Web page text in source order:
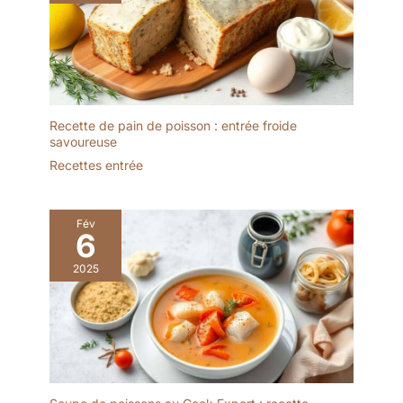
utilisé pour des dîners
multi-personnes, des
fêtes, des mariages de
camping, également
pratique à transporter
au travail ou à l'école.
jetables en bois, vous
pouvez profiter de la
commodité et de la
facilité des couverts
jetables sans nuire à
l'environnement. Toutes
les cuillères jetables en
bois sont pressées à
chaud, elles peuvent se
déformer si elles sont
laissées dans le liquide
pour toutes les
occasions : barbecue,
garden-party, Noël,
baptême, fêtes familiales,
événements
professionnels, repas
d’entreprise, catering,
Ensemble Table Kind
150x de couverts en bois
en vrac, une alternative
pratique pour les fêtes, la
restauration, les pique-
niques, les barbecues ou
le camping. Il comprend
50 couteaux, 50
fourchettes et 50
Recette de pain de poisson : entrée froide
savoureuse
Recettes entrée
Fév
6
2025